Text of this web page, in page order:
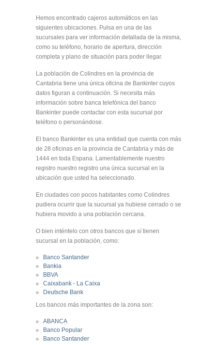
Hemos encontrado cajeros automáticos en las
siguientes ubicaciones. Pulsa en una de las
sucursales para ver información detallada de la misma,
como su teléfono, horario de apertura, dirección
completa y plano de situación para poder llegar.
La población de Colindres en la provincia de
Cantabria tiene una única oficina de Bankinter cuyos
datos figuran a continuación. Si necesita más
información sobre banca telefónica del banco
Bankinter puede contactar con esta sucursal por
teléfono o personándose.
El banco Bankinter es una entidad que cuenta con más
de 28 oficinas en la provincia de Cantabria y más de
1444 en toda Espana. Lamentablemente nuestro
registro nuestro registro una única sucursal en la
ubicación que usted ha seleccionado.
En ciudades con pocos habitantes como Colindres
pudiera ocurrir que la sucursal ya hubiese cerrado o se
hubiera movido a una población cercana.
O bien inténtelo con otros bancos que sí tienen
sucursal en la población, como:
Banco Santander
Bankia
BBVA
Caixabank - La Caixa
Deutsche Bank
Los bancos más importantes de la zona son:
ABANCA
Banco Popular
Banco Santander